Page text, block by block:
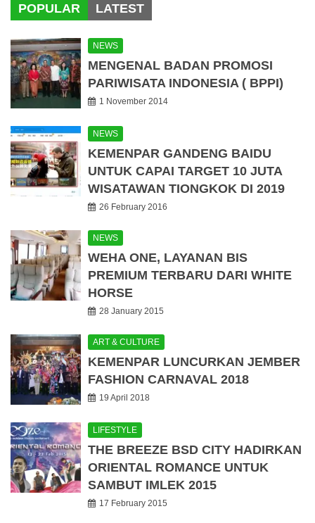
POPULAR LATEST
NEWS
MENGENAL BADAN PROMOSI
PARIWISATA INDONESIA ( BPPI)
1 November 2014
NEWS
KEMENPAR GANDENG BAIDU
UNTUK CAPAI TARGET 10 JUTA
WISATAWAN TIONGKOK DI 2019
26 February 2016
NEWS
WEHA ONE, LAYANAN BIS
PREMIUM TERBARU DARI WHITE
HORSE
28 January 2015
ART & CULTURE
KEMENPAR LUNCURKAN JEMBER
FASHION CARNAVAL 2018
19 April 2018
LIFESTYLE
THE BREEZE BSD CITY HADIRKAN
ORIENTAL ROMANCE UNTUK
SAMBUT IMLEK 2015
17 February 2015